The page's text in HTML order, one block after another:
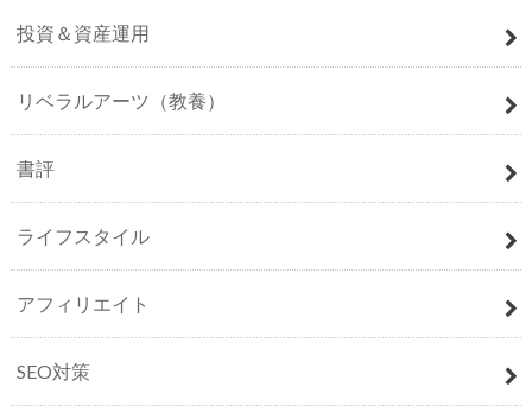
投資＆資産運用
リベラルアーツ（教養）
書評
ライフスタイル
アフィリエイト
SEO対策